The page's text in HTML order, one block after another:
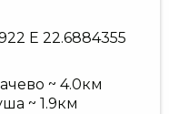
E 22.6884355
~ 4.0км
~ 1.9км